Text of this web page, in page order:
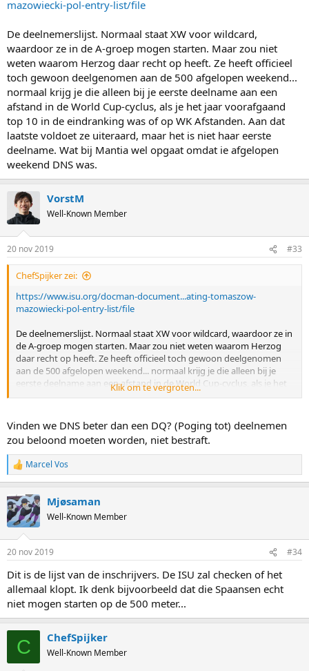
mazowiecki-pol-entry-list/file
De deelnemerslijst. Normaal staat XW voor wildcard,
waardoor ze in de A-groep mogen starten. Maar zou niet
weten waarom Herzog daar recht op heeft. Ze heeft officieel
toch gewoon deelgenomen aan de 500 afgelopen weekend...
normaal krijg je die alleen bij je eerste deelname aan een
afstand in de World Cup-cyclus, als je het jaar voorafgaand
top 10 in de eindranking was of op WK Afstanden. Aan dat
laatste voldoet ze uiteraard, maar het is niet haar eerste
deelname. Wat bij Mantia wel opgaat omdat ie afgelopen
weekend DNS was.
VorstM
Well-Known Member
20 nov 2019 #33
ChefSpijker zei:
https://www.isu.org/docman-document...ating-tomaszow-
mazowiecki-pol-entry-list/file
De deelnemerslijst. Normaal staat XW voor wildcard, waardoor ze in
de A-groep mogen starten. Maar zou niet weten waarom Herzog
daar recht op heeft. Ze heeft officieel toch gewoon deelgenomen
aan de 500 afgelopen weekend... normaal krijg je die alleen bij je
eerste deelname aan een afstand in de World Cup-cyclus, als je het
jaar voorafgaand top 10 in de eindranking was of op WK Afstanden.
deelname. Wat bij Mantia wel opgaat omdat ie afgelopen weekend
DNS was.
Klik om te vergroten...
Vinden we DNS beter dan een DQ? (Poging tot) deelnemen
zou beloond moeten worden, niet bestraft.
R
e
c
t
i
s
Marcel Vos
Mjøsaman
Well-Known Member
20 nov 2019 #34
Dit is de lijst van de inschrijvers. De ISU zal checken of het
allemaal klopt. Ik denk bijvoorbeeld dat die Spaansen echt
niet mogen starten op de 500 meter...
C ChefSpijker
Well-Known Member